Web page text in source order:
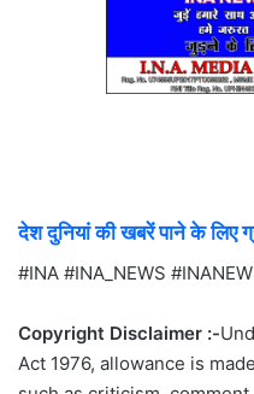
देश दुनियां की खबरें पाने के लिए
#INA #INA_NEWS
Copyright Disclaimer :-
Act 1976, allowance is